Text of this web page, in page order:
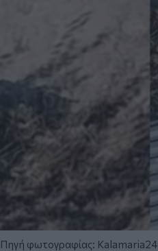
Πηγή φωτογραφίας: Kalamaria24